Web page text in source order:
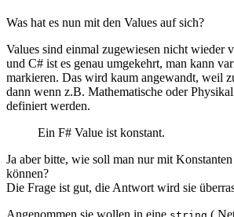
Was hat es nun mit den Values auf sich?
Values sind einmal zugewiesen nicht wieder
und C# ist es genau umgekehrt, man kann
markieren. Das wird kaum angewandt, weil
dann wenn z.B. Mathematische oder
definiert werden.
Ein F# Value ist konstant.
Ja aber bitte, wie soll man nur mit
können?
Die Frage ist gut, die Antwort wird sie
Angenommen sie wollen in eine